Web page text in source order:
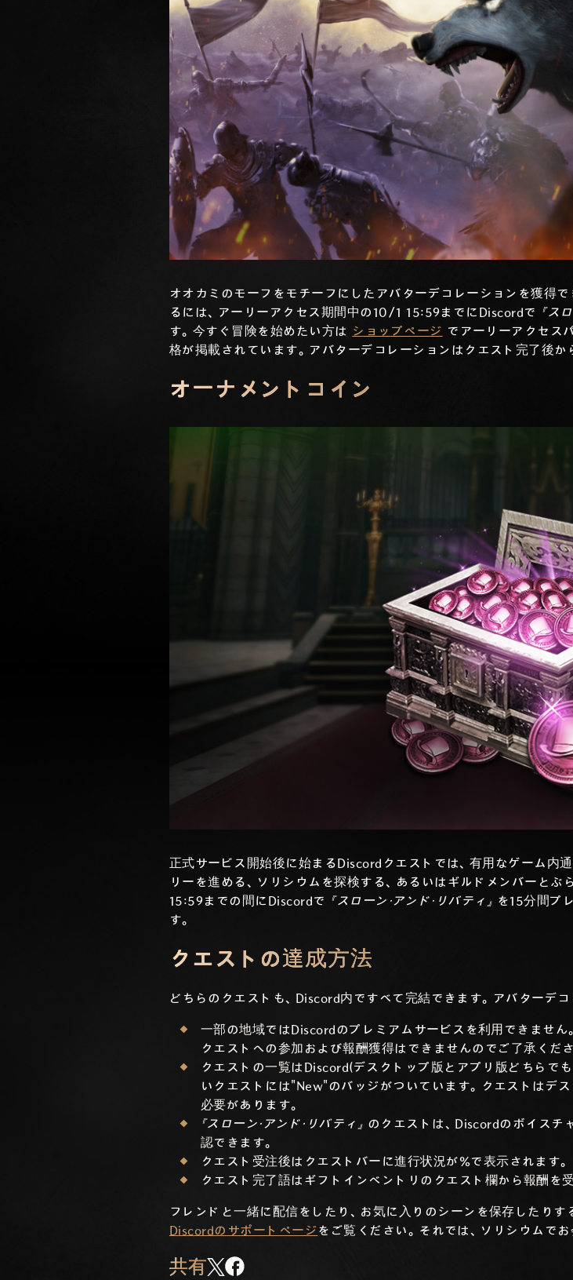
オオカミのモーフをモチーフにしたアバターデコレーションを獲得
るには、アーリーアクセス期間中の10/1 15:59までにDiscordで 『ス
す。今すぐ冒険を始めたい方は ショップページ でアーリーアクセス
格が掲載されています。アバターデコレーションはクエスト完了後か
オーナメントコイン
正式サービス開始後に始まるDiscordクエストでは、有用なゲーム内
リーを進める、ソリシウムを探検する、あるいはギルドメンバーと
15:59までの間にDiscordで 『スローン・アンド・リバティ』 を15分間プ
す。
クエストの達成方法
どちらのクエストも、Discord内ですべて完結できます。アバターデ
一部の地域ではDiscordのプレミアムサービスを利用できませ
クエストへの参加および報酬獲得はできませんのでご了承くださ
クエストの一覧はDiscord(デスクトップ版とアプリ版どちらで
いクエストには"New"のバッジがついています。クエストはデ
必要があります。
『スローン・アンド・リバティ』 のクエストは、Discordのボイスチ
認できます。
クエスト受注後はクエストバーに進行状況が%で表示されます。
クエスト完了語はギフトインベントリのクエスト欄から報酬を受
フレンドと一緒に配信をしたり、お気に入りのシーンを保存したり
Discordのサポートページをご覧ください。それでは、ソリシウムでお
共有